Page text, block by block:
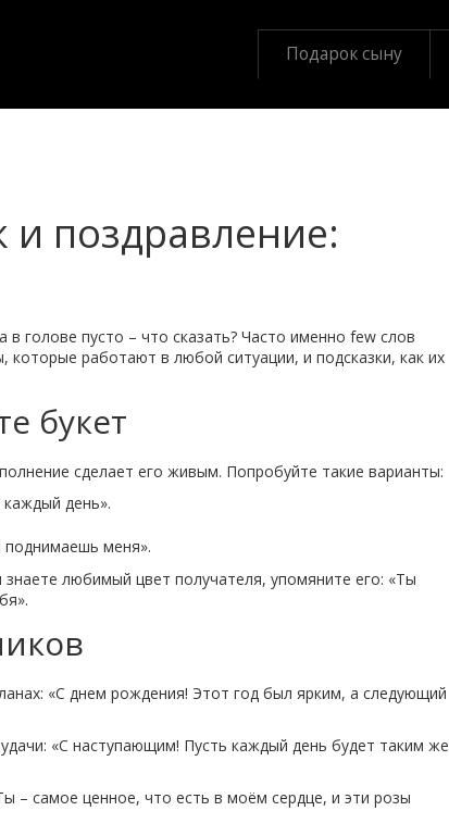
Подарок сыну
и поздравление:
голове пусто – что сказать? Часто именно few слов
работают в любой ситуации, и подсказки, как их
букет
сделает его живым. Попробуйте такие варианты:
день».
поднимаешь меня».
любимый цвет получателя, упомяните его: «Ты
«С днем рождения! Этот год был ярким, а следующий
«С наступающим! Пусть каждый день будет таким же
– самое ценное, что есть в моём сердце, и эти розы